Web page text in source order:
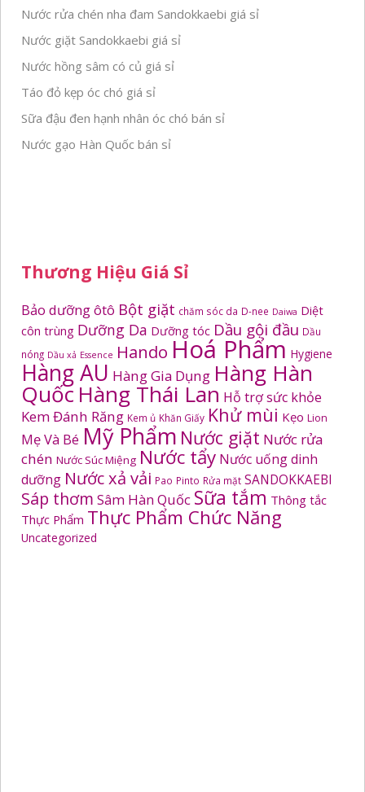
Nước rửa chén nha đam Sandokkaebi giá sỉ
Nước giặt Sandokkaebi giá sỉ
Nước hồng sâm có củ giá sỉ
Táo đỏ kẹp óc chó giá sỉ
Sữa đậu đen hạnh nhân óc chó bán sỉ
Nước gạo Hàn Quốc bán sỉ
Thương Hiệu Giá Sỉ
Bảo dưỡng ôtô Bột giặt chăm sóc da D-nee Daiwa Diệt
côn trùng Dưỡng Da Dưỡng tóc Dầu gội đầu Dầu
nóng Dầu xả Essence Hando Hoá Phẩm Hygiene
Hàng AU Hàng Gia Dụng Hàng Hàn
Quốc Hàng Thái Lan Hỗ trợ sức khỏe
Kem Đánh Răng Kem ủ Khăn Giấy Khử mùi Kẹo Lion
Mẹ Và Bé Mỹ Phẩm Nước giặt Nước rửa
chén Nước Súc Miệng Nước tẩy Nước uống dinh
dưỡng Nước xả vải Pao Pinto Rửa mặt SANDOKKAEBI
Sáp thơm Sâm Hàn Quốc Sữa tắm Thông tắc
Thực Phẩm Thực Phẩm Chức Năng
Uncategorized